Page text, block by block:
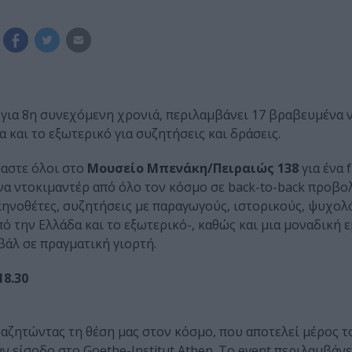
8η συνεχόμενη χρονιά, περιλαμβάνει 17 βραβευμένα
το εξωτερικό για συζητήσεις και δράσεις.
όλοι στο Μουσείο Μπενάκη/Πειραιώς 138για
ντοκιμαντέρ από όλο τον κόσμο σε back-to-back
συζητήσεις με παραγωγούς, ιστορικούς,
Ελλάδα και το εξωτερικό-, καθώς και μια μοναδική
σε πραγματική γιορτή.
τη θέση μας στον κόσμο, που αποτελεί μέρος